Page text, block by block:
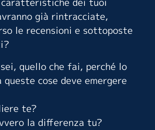
già rintracciate,
le recensioni e sottoposte
quello che fai, perché lo
cose deve emergere
te?
la differenza tu?